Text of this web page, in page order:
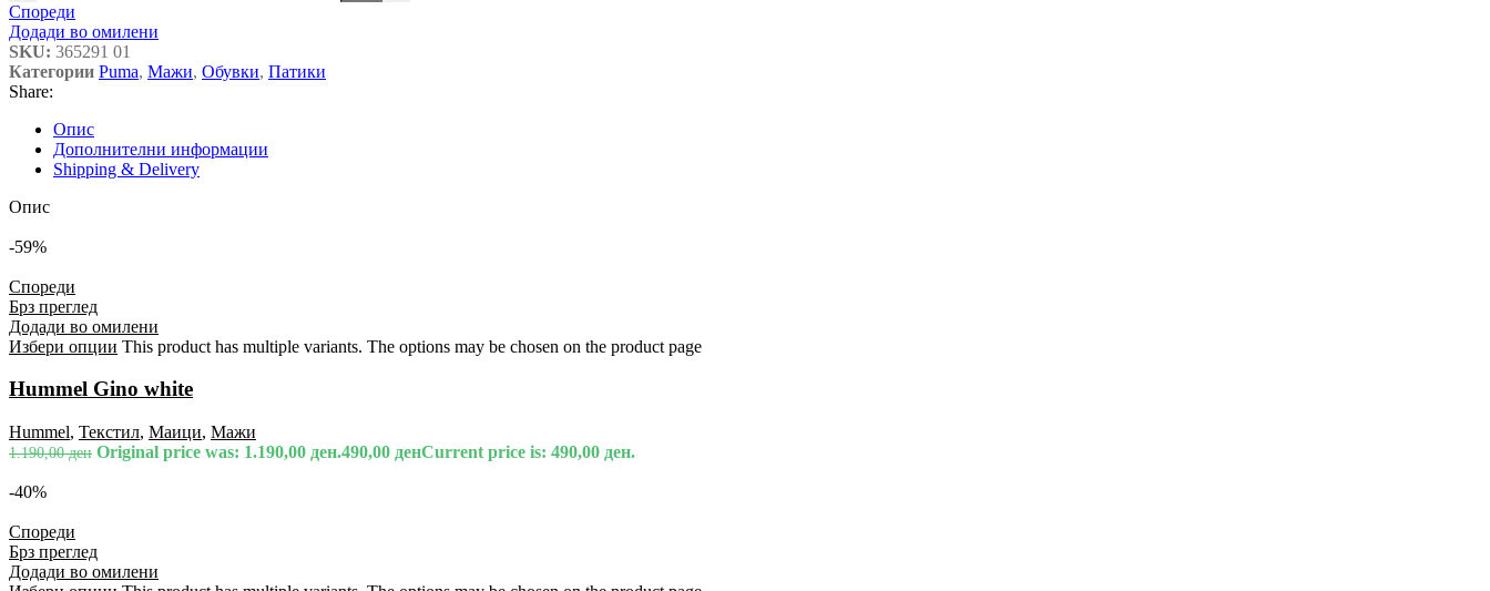
Спореди
Додади во омилени
SKU: 365291 01
Категории Puma, Мажи, Обувки, Патики
Share:
Опис
Дополнителни информации
Shipping & Delivery
Опис
-59%
Спореди
Брз преглед
Додади во омилени
Избери опции This product has multiple variants. The options may be chosen on the product page
Hummel Gino white
Hummel, Текстил, Маици, Мажи
1.190,00ден Original price was: 1.190,00 ден.490,00 денCurrent price is: 490,00 ден.
-40%
Спореди
Брз преглед
Додади во омилени